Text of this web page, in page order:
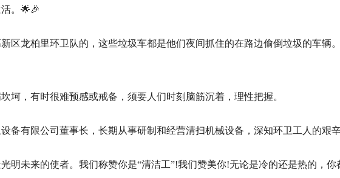
。🌟🎉
区龙柏里环卫队的，这些垃圾车都是他们夜间抓住的在路边偷倒垃圾的车辆
坷，有时很难预感或戒备，须要人们时刻脑筋沉着，理性把握。
备有限公司董事长，长期从事研制和经营清扫机械设备，深知环卫工人的艰辛
明未来的使者。我们称赞你是“清洁工”!我们赞美你!无论是冷的还是热的，你